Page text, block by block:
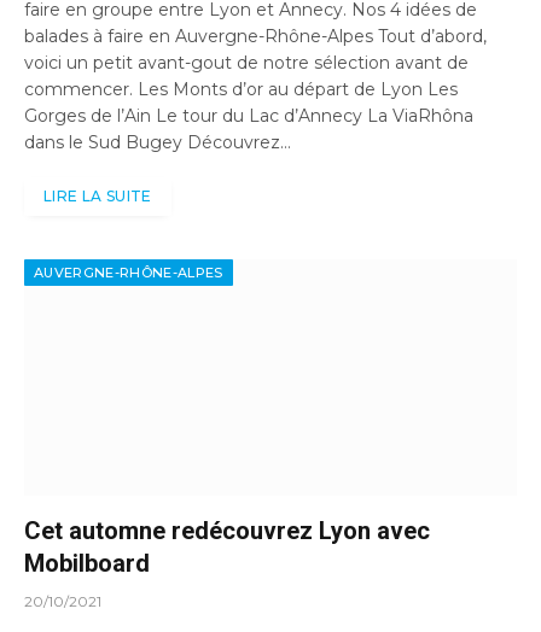
faire en groupe entre Lyon et Annecy. Nos 4 idées de
balades à faire en Auvergne-Rhône-Alpes Tout d’abord,
voici un petit avant-gout de notre sélection avant de
commencer. Les Monts d’or au départ de Lyon Les
Gorges de l’Ain Le tour du Lac d’Annecy La ViaRhôna
dans le Sud Bugey Découvrez…
LIRE LA SUITE
AUVERGNE-RHÔNE-ALPES
Cet automne redécouvrez Lyon avec
Mobilboard
20/10/2021